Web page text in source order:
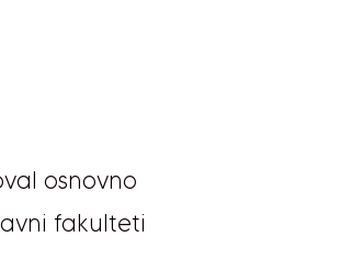
osnovno
fakulteti